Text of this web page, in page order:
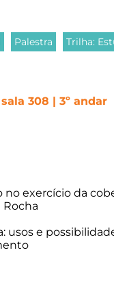
Palestra Trilha:
sala 308 | 3º andar
no exercício da
Rocha
usos e